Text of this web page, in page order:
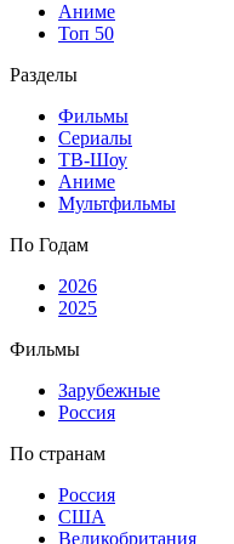
Аниме
Топ 50
Разделы
Фильмы
Сериалы
ТВ-Шоу
Аниме
Мультфильмы
По Годам
2026
2025
Фильмы
Зарубежные
Россия
По странам
Россия
США
Великобритания